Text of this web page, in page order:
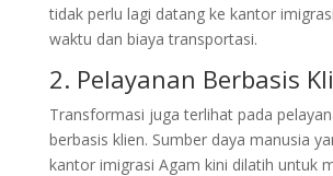
tidak perlu lagi datang ke kantor
waktu dan biaya transportasi.
2. Pelayanan Berbasis
Transformasi juga terlihat pada
berbasis klien. Sumber daya manusia
kantor imigrasi Agam kini dilatih untuk